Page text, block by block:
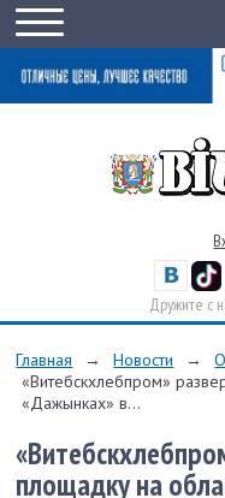
Дружите с
Главная → Новости →
«Витебскхлебпром»
«Дажынках» в...
площадку на